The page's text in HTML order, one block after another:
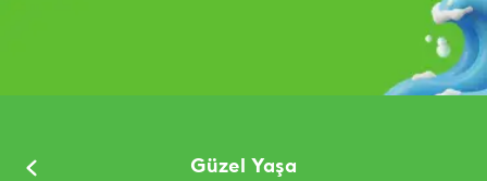
Güzel Yaşa